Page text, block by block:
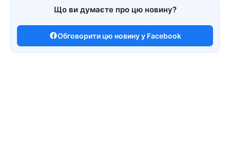
Що ви думаєте про цю новину?
Обговорити цю новину у Facebook